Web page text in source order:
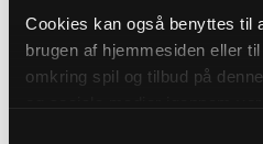
Cookies kan også benyttes til
brugen af hjemmesiden eller
omkring spil og tilbud på